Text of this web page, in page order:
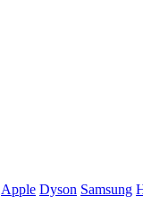
Apple Dyson Samsung